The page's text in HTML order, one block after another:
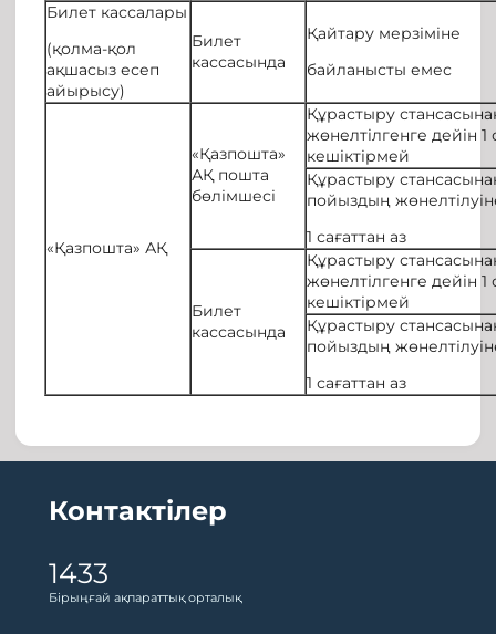
Билет кассалары
(қолма-қол
ақшасыз есеп
айырысу)
Билет
кассасында
Қайтару мерзіміне
байланысты емес
«Қазпошта» АҚ
«Қазпошта»
АҚ пошта
бөлімшесі
Құрастыру
жөнелтілгенге дейін 1
кешіктірмей
Құрастыру
пойыздың
1 сағаттан аз
Билет
кассасында
Құрастыру
жөнелтілгенге дейін 1
кешіктірмей
Құрастыру
пойыздың
1 сағаттан аз
Контактілер
1433
Бірыңғай ақпараттық орталық